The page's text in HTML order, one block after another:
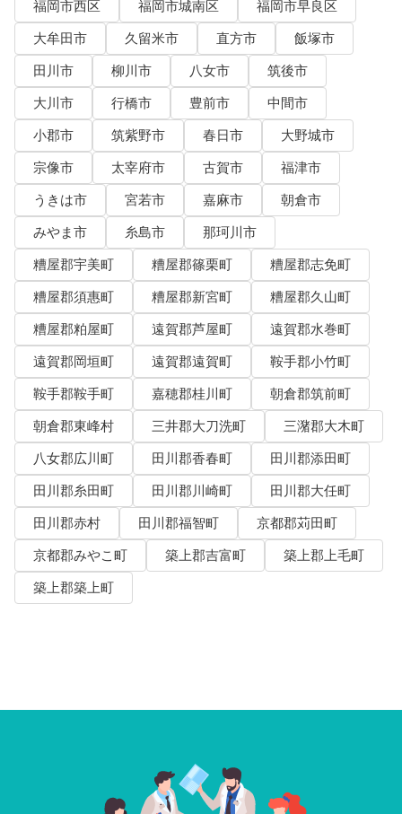
福岡市西区
福岡市城南区
福岡市早良区
大牟田市
久留米市 直方市
飯塚市
田川市
柳川市 八女市
筑後市
大川市
行橋市 豊前市
中間市
小郡市
筑紫野市 春日市
大野城市
宗像市
太宰府市 古賀市
福津市
うきは市
宮若市 嘉麻市
朝倉市
みやま市
糸島市
那珂川市
糟屋郡宇美町
糟屋郡篠栗町
糟屋郡志免町
糟屋郡須惠町
糟屋郡新宮町
糟屋郡久山町
糟屋郡粕屋町
遠賀郡芦屋町
遠賀郡水巻町
遠賀郡岡垣町
遠賀郡遠賀町
鞍手郡小竹町
鞍手郡鞍手町
嘉穂郡桂川町
朝倉郡筑前町
朝倉郡東峰村
三井郡大刀洗町
三潴郡大木町
八女郡広川町
田川郡香春町
田川郡添田町
田川郡糸田町
田川郡川崎町
田川郡大任町
田川郡赤村
田川郡福智町
京都郡苅田町
京都郡みやこ町
築上郡吉富町
築上郡上毛町
築上郡築上町